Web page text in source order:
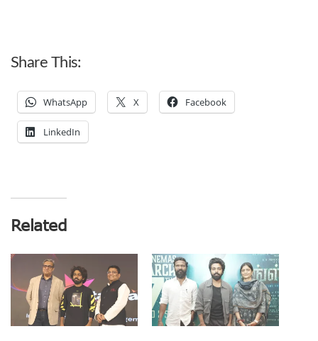
Share This:
WhatsApp X Facebook
LinkedIn
Related